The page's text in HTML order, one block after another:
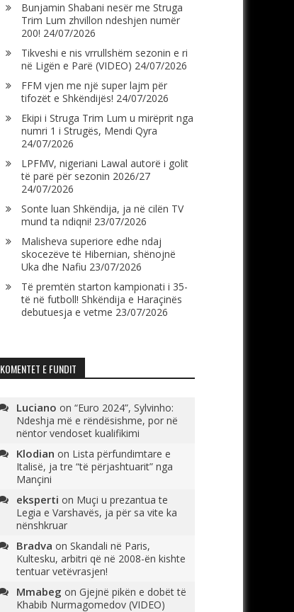
Bunjamin Shabani nesër me Struga
Trim Lum zhvillon ndeshjen numër
200! 24/07/2026
Tikveshi e nis vrrullshëm sezonin e ri
në Ligën e Parë (VIDEO) 24/07/2026
FFM vjen me një super lajm për
tifozët e Shkëndijës! 24/07/2026
Ekipi i Struga Trim Lum u mirëprit nga
numri 1 i Strugës, Mendi Qyra
24/07/2026
LPFMV, nigeriani Lawal autorë i golit
të parë për sezonin 2026/27
24/07/2026
Sonte luan Shkëndija, ja në cilën TV
mund ta ndiqni! 23/07/2026
Malisheva superiore edhe ndaj
skocezëve të Hibernian, shënojnë
Uka dhe Nafiu 23/07/2026
Të premtën starton kampionati i 35-
të në futboll! Shkëndija e Haraçinës
debutuesja e vetme 23/07/2026
KOMENTET E FUNDIT
Luciano on “Euro 2024”, Sylvinho:
Ndeshja më e rëndësishme, por në
nëntor vendoset kualifikimi
Klodian on Lista përfundimtare e
Italisë, ja tre “të përjashtuarit” nga
Mançini
eksperti on Muçi u prezantua te
Legia e Varshavës, ja për sa vite ka
nënshkruar
Bradva on Skandali në Paris,
Kultesku, arbitri që në 2008-ën kishte
tentuar vetëvrasjen!
Mmabeg on Gjejnë pikën e dobët të
Khabib Nurmagomedov (VIDEO)